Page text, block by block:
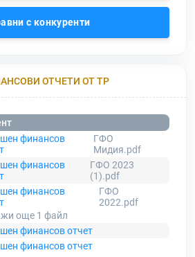
с конкуренти
ОТЧЕТИ ОТ ТР
финансов
ГФО
Мидия.pdf
финансов
ГФО 2023
(1).pdf
финансов
ГФО
2022.pdf
още 1 файл
финансов отчет
финансов отчет